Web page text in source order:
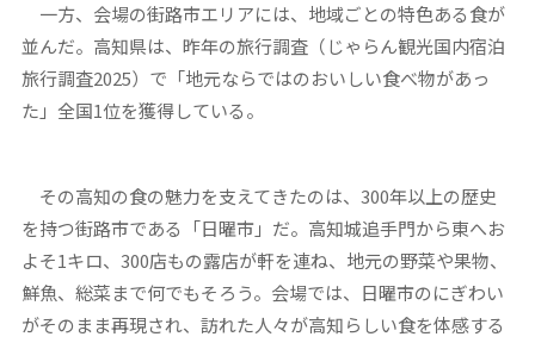
一方、会場の街路市エリアには、地域ごとの特色ある食が
並んだ。高知県は、昨年の旅行調査（じゃらん観光国内宿泊
旅行調査2025）で「地元ならではのおいしい食べ物があっ
た」全国1位を獲得している。
その高知の食の魅力を支えてきたのは、300年以上の歴史
を持つ街路市である「日曜市」だ。高知城追手門から東へお
よそ1キロ、300店もの露店が軒を連ね、地元の野菜や果物、
鮮魚、総菜まで何でもそろう。会場では、日曜市のにぎわい
がそのまま再現され、訪れた人々が高知らしい食を体感する